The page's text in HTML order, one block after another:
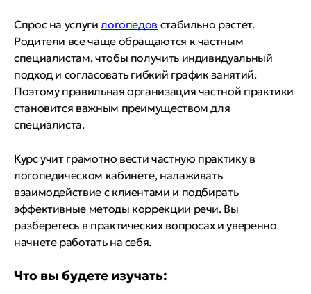
Спрос на услугилогопедов стабильно растет.
Родители все чаще обращаются к частным
специалистам, чтобы получить индивидуальный
подход и согласовать гибкий график занятий.
Поэтому правильная организация частной практики
становится важным преимуществом для
специалиста.
Курс учит грамотно вести частную практику в
логопедическом кабинете, налаживать
взаимодействие с клиентами и подбирать
эффективные методы коррекции речи. Вы
разберетесь в практических вопросах и уверенно
начнете работать на себя.
Что вы будете изучать: